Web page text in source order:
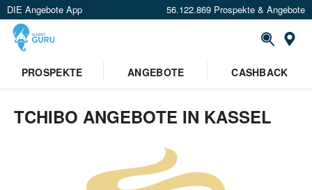
DIE Angebote App 56.122.869 Prospekte & Angebote
PROSPEKTE
ANGEBOTE CASHBACK
TCHIBO ANGEBOTE IN KASSEL